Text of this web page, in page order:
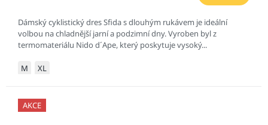
Dámský cyklistický dres Sfida s dlouhým rukávem je ideální
volbou na chladnější jarní a podzimní dny. Vyroben byl z
termomateriálu Nido d´Ape, který poskytuje vysoký...
M XL
AKCE